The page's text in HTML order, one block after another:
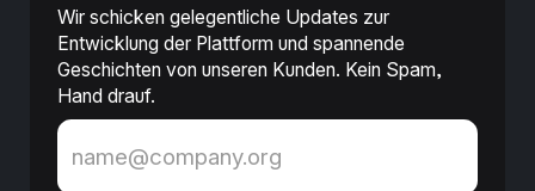
Wir schicken gelegentliche Updates zur
Entwicklung der Plattform und spannende
Geschichten von unseren Kunden. Kein Spam,
Hand drauf.